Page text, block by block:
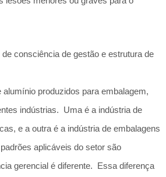
consciência de gestão e estrutura de
alumínio produzidos para embalagem,
indústrias. Uma é a indústria de
e a outra é a indústria de embalagens
aplicáveis do setor são
gerencial é diferente. Essa diferença